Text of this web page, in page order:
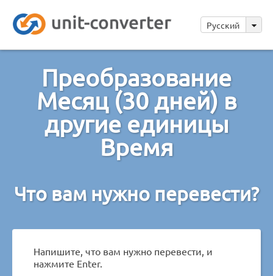
Русский
Преобразование
Месяц (30 дней) в
другие единицы
Время
Что вам нужно перевести?
Напишите, что вам нужно перевести, и
нажмите Enter.